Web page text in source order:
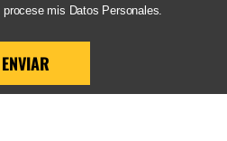
mis Datos Personales.
ENVIAR